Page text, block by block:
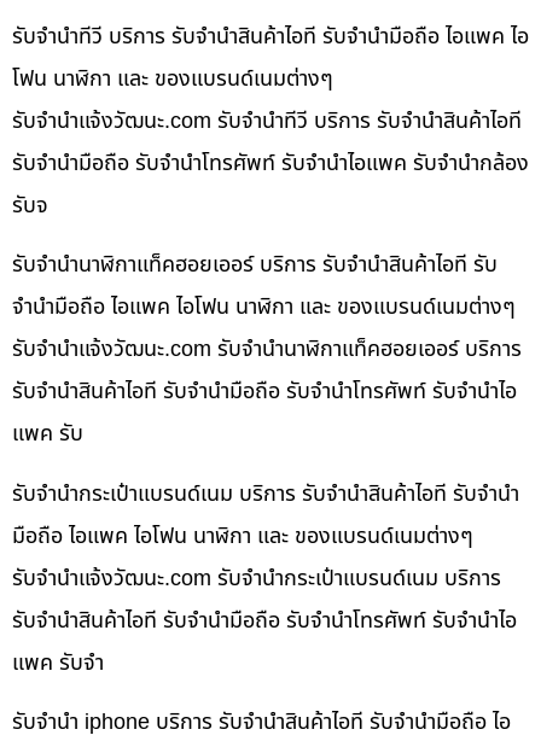
รับจำนำทีวี บริการ รับจำนำสินค้าไอที รับจำนำมือถือ ไอแพค ไอ
โฟน นาฬิกา และ ของแบรนด์เนมต่างๆ
รับจํานําแจ้งวัฒนะ.com รับจำนำทีวี บริการ รับจำนำสินค้าไอที
รับจำนำมือถือ รับจำนำโทรศัพท์ รับจำนำไอแพค รับจำนำกล้อง
รับจ
รับจำนำนาฬิกาแท็คฮอยเออร์ บริการ รับจำนำสินค้าไอที รับ
จำนำมือถือ ไอแพค ไอโฟน นาฬิกา และ ของแบรนด์เนมต่างๆ
รับจํานําแจ้งวัฒนะ.com รับจำนำนาฬิกาแท็คฮอยเออร์ บริการ
รับจำนำสินค้าไอที รับจำนำมือถือ รับจำนำโทรศัพท์ รับจำนำไอ
แพค รับ
รับจำนำกระเป๋าแบรนด์เนม บริการ รับจำนำสินค้าไอที รับจำนำ
มือถือ ไอแพค ไอโฟน นาฬิกา และ ของแบรนด์เนมต่างๆ
รับจํานําแจ้งวัฒนะ.com รับจำนำกระเป๋าแบรนด์เนม บริการ
รับจำนำสินค้าไอที รับจำนำมือถือ รับจำนำโทรศัพท์ รับจำนำไอ
แพค รับจำ
รับจำนำ iphone บริการ รับจำนำสินค้าไอที รับจำนำมือถือ ไอ